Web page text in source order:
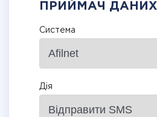
ПРИЙМАЧ ДАНИХ
Система
Дія